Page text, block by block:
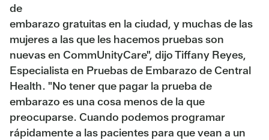
de
embarazo gratuitas en la ciudad, y muchas de las
mujeres a las que les hacemos pruebas son
nuevas en CommUnityCare", dijo Tiffany Reyes,
Especialista en Pruebas de Embarazo de Central
Health. "No tener que pagar la prueba de
embarazo es una cosa menos de la que
preocuparse. Cuando podemos programar
rápidamente a las pacientes para que vean a un